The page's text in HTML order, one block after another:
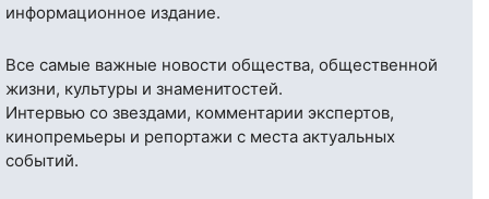
информационное издание.
Все самые важные новости общества, общественной
жизни, культуры и знаменитостей.
Интервью со звездами, комментарии экспертов,
кинопремьеры и репортажи с места актуальных
событий.